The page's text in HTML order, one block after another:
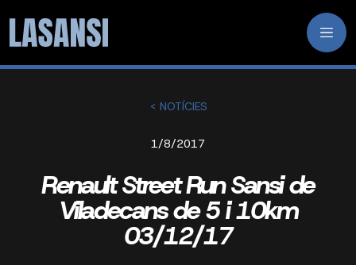
< NOTÍCIES
1/8/2017
Renault Street Run Sansi de
Viladecans de 5 i 10km
03/12/17